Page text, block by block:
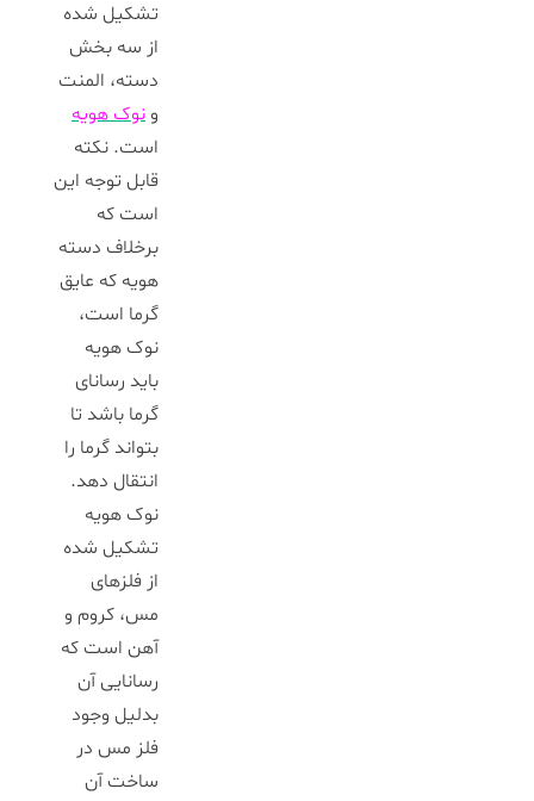
تشکیل شده
از سه بخش
دسته، المنت
و نوک هویه
است. نکته
قابل توجه این
است که
برخلاف دسته
هویه که عایق
گرما است،
نوک هویه
باید رسانای
گرما باشد تا
بتواند گرما را
انتقال دهد.
نوک هویه
تشکیل شده
از فلزهای
مس، کروم و
آهن است که
رسانایی آن
بدلیل وجود
فلز مس در
ساخت آن